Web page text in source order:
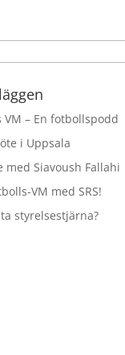
– En fotbollspodd
i Uppsala
med Siavoush Fallahi
VM med SRS!
styrelsestjärna?